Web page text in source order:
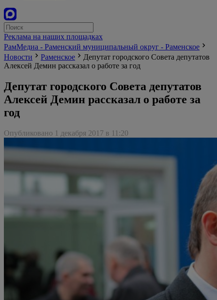
Реклама на наших площадках
РамМедиа - Раменский муниципальный округ - Раменское
Новости
Раменское
Депутат городского Совета депутатов
Алексей Демин рассказал о работе за год
Депутат городского Совета депутатов
Алексей Демин рассказал о работе за
год
Опубликовано 1 декабря 2017 в 11:20